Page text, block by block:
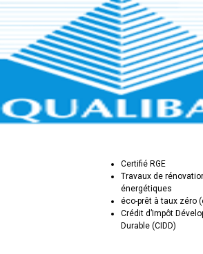
Certifié RGE
Travaux de
énergétiques
éco-prêt à taux zéro
Crédit d’Impôt
Durable (CIDD)